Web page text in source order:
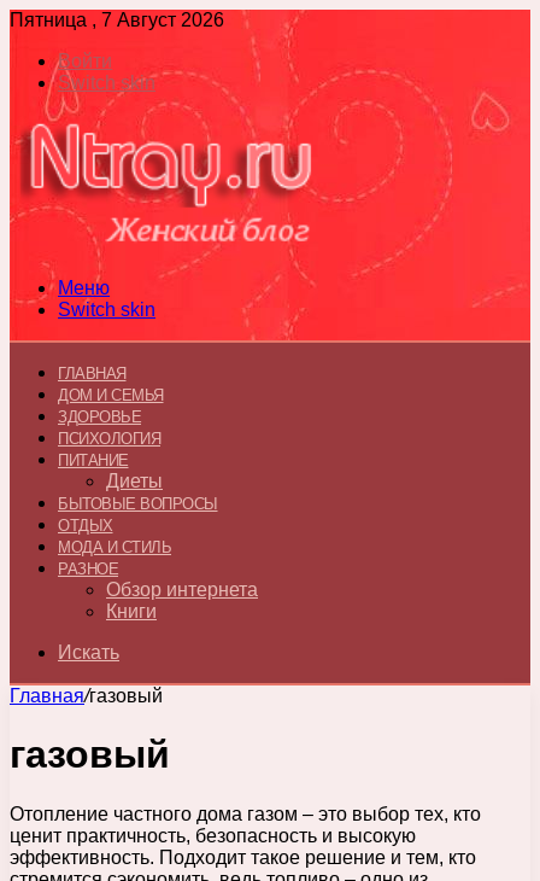
Пятница , 7 Август 2026
Войти
Switch skin
Меню
Switch skin
ГЛАВНАЯ
ДОМ И СЕМЬЯ
ЗДОРОВЬЕ
ПСИХОЛОГИЯ
ПИТАНИЕ
Диеты
БЫТОВЫЕ ВОПРОСЫ
ОТДЫХ
МОДА И СТИЛЬ
РАЗНОЕ
Обзор интернета
Книги
Искать
Главная/газовый
газовый
Отопление частного дома газом – это выбор тех, кто
ценит практичность, безопасность и высокую
эффективность. Подходит такое решение и тем, кто